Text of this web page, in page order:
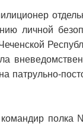
личной
патрульно-
полка